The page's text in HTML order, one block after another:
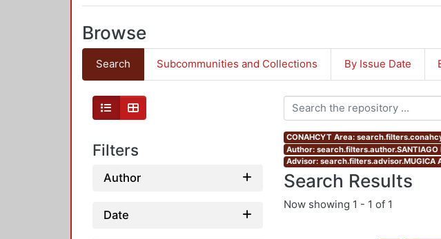
Browse
Search Subcommunities and Collections By Issue Date
Filters
Author
Date
CONAHCYT Area:
Author: search.filters.author.SANTIAGO
Advisor: search.filters.advisor.MUGICA
Search Results
Now showing 1 - 1 of 1